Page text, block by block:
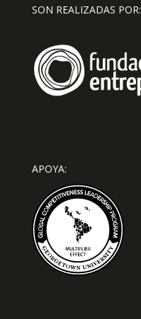
SON REALIZADAS POR:
APOYA: